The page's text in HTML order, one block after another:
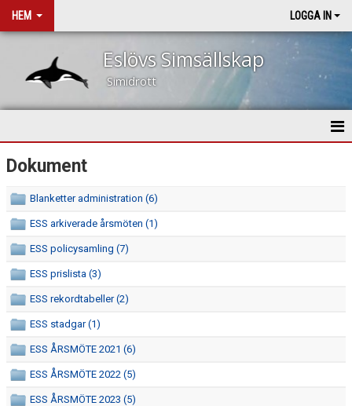
HEM LOGGA IN
Eslövs Simsällskap
Simidrott
HEM
NYHETER
OM KLUBBEN
KALENDER
VÅRA TRÄNARE
KLUBBKLÄDER
Dokument
Blanketter administration (6)
ESS arkiverade årsmöten (1)
ESS policysamling (7)
ESS prislista (3)
ESS rekordtabeller (2)
ESS stadgar (1)
ESS ÅRSMÖTE 2021 (6)
ESS ÅRSMÖTE 2022 (5)
ESS ÅRSMÖTE 2023 (5)